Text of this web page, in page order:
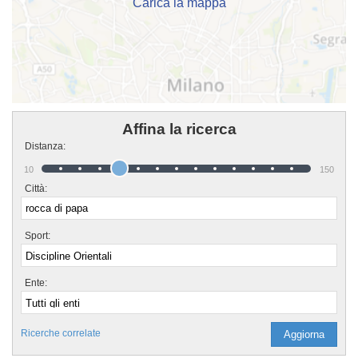
Carica la mappa
Affina la ricerca
Distanza:
10 150
Città:
Sport:
Ente:
Ricerche correlate